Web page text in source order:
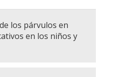
los párvulos en
en los niños y